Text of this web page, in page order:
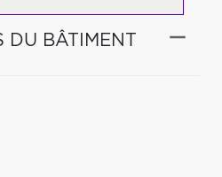
DU BÂTIMENT